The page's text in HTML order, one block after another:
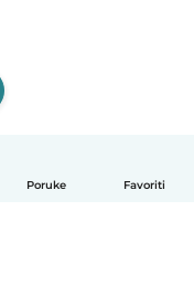
Poruke Favoriti